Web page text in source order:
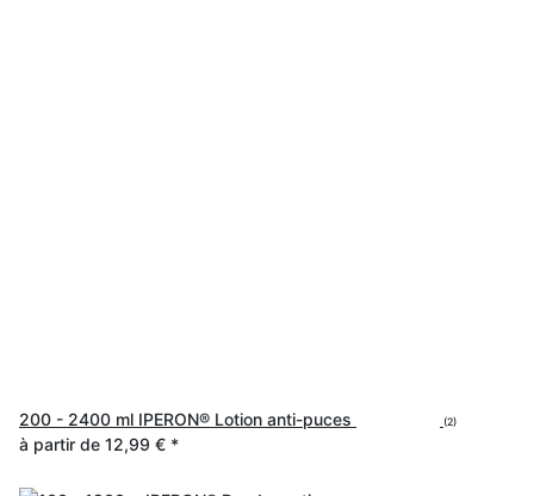
200 - 2400 ml IPERON® Lotion anti-puces (2)
à partir de 12,99 € *